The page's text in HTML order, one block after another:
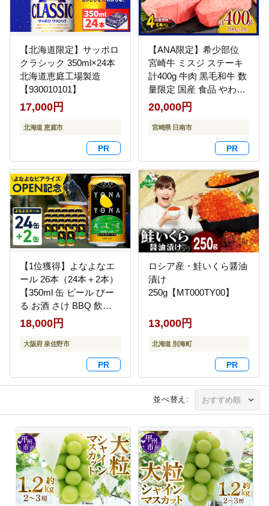
【北海道限定】サッポロ
クラシック 350ml×24本
北海道恵庭工場製造
【930010101】
17,000円
北海道 恵庭市
【ANA限定】希少部位
宮崎牛 ミスジ ステーキ
計400g 牛肉 黒毛和牛 数
量限定 国産 食品 やわら
かい 高級 上質 贅沢 おか
ず おつまみ ご褒美 お祝
い 記念日 ギフト 贈り物
プレゼント 焼肉 鉄板焼
き BBQ 人気 おすすめ
ミヤチク ブランド牛 冷
凍 宮崎県 日南市 送料無
料_D104-25
20,000円
宮崎県 日南市
【1位獲得】よなよなエ
ール 26本（24本＋2本）
【350ml 缶 ビール びー
る お酒 さけ BBQ 飲み
比べ 晩酌 高評価 家計応
援 特別規格 ヤッホーブ
ルーイング】 G3897-1
18,000円
大阪府 泉佐野市
ロシア産・鮭いくら醤油
漬け
250g【MT000TY00】
13,000円
北海道 別海町
並べ替え: